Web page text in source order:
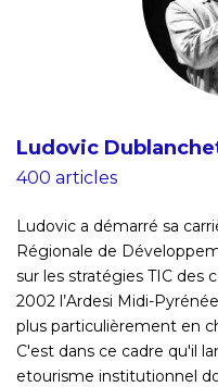
Ludovic
400 articles
Ludovic a démarré sa
Régionale de
sur les stratégies TIC des
2002 l’Ardesi Midi-
plus particulièrement en
C'est dans ce cadre qu'il
etourisme institutionnel